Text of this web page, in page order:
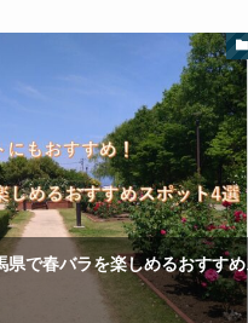
県で春バラを楽しめるおすすめ